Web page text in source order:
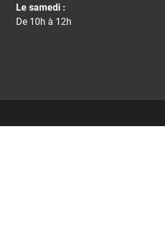
Le samedi :
De 10h à 12h